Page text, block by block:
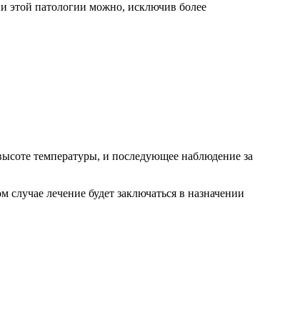
этой патологии можно, исключив более
температуры, и последующее наблюдение за
лечение будет заключаться в назначении